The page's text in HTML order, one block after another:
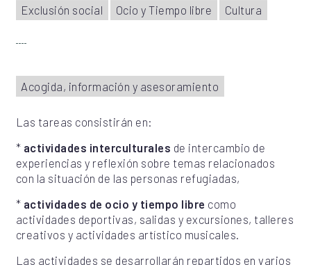
Exclusión social Ocio y Tiempo libre Cultura
Acogida, información y asesoramiento
Las tareas consistirán en:
* actividades interculturales de intercambio de
experiencias y reflexión sobre temas relacionados
con la situación de las personas refugiadas,
* actividades de ocio y tiempo libre como
actividades deportivas, salidas y excursiones, talleres
creativos y actividades artístico musicales.
Las actividades se desarrollarán repartidos en varios